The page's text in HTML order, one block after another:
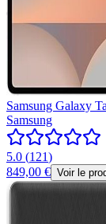
Samsung Galaxy
Samsung
5.0 (121)
849,00 € Voir le